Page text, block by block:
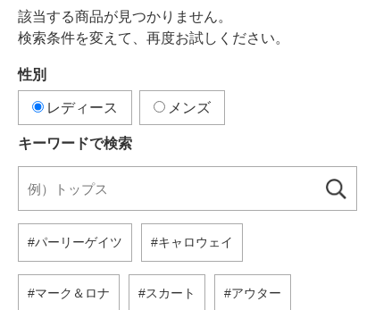
該当する商品が見つかりません。
検索条件を変えて、再度お試しください。
性別
レディース メンズ
キーワードで検索
パーリーゲイツ キャロウェイ
マーク＆ロナ スカート アウター